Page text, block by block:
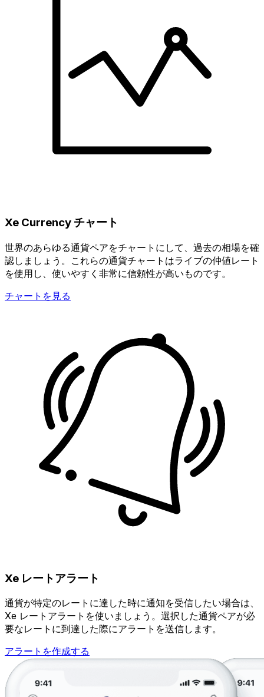
Xe Currency チャート
世界のあらゆる通貨ペアをチャートにして、過去の相場を確
認しましょう。これらの通貨チャートはライブの仲値レート
を使用し、使いやすく非常に信頼性が高いものです。
チャートを見る
Xe レートアラート
通貨が特定のレートに達した時に通知を受信したい場合は、
Xe レートアラートを使いましょう。選択した通貨ペアが必
要なレートに到達した際にアラートを送信します。
アラートを作成する